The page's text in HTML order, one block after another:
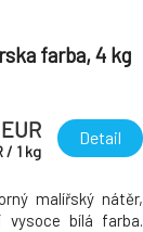
farba, 4 kg
/ 1 kg
Detail
malířský nátěr,
vysoce bílá farba.